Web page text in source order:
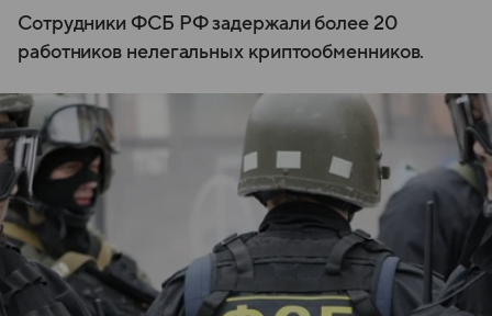
Сотрудники ФСБ РФ задержали более 20
работников нелегальных криптообменников.